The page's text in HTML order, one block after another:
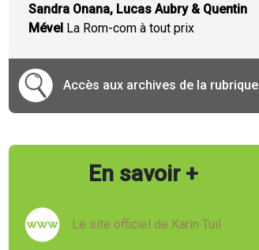
Sandra Onana, Lucas Aubry & Quentin
Mével La Rom-com à tout prix
Accès aux archives de la rubrique
En savoir +
Le site officiel de Karin Tuil